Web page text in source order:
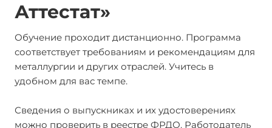
Аттестат»
Обучение проходит дистанционно. Программа
соответствует требованиям и рекомендациям для
металлургии и других отраслей. Учитесь в
удобном для вас темпе.
Сведения о выпускниках и их удостоверениях
можно проверить в реестре ФРДО. Работодатель